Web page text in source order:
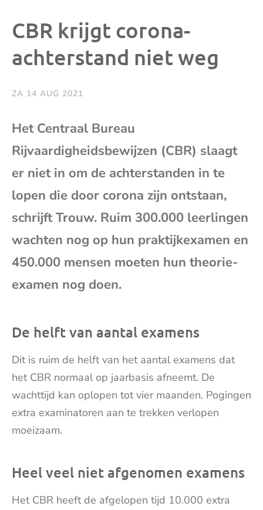
bericht
e-
CBR krijgt corona-
achterstand niet weg
ZA 14 AUG 2021
Het Centraal Bureau
Rijvaardigheidsbewijzen (CBR) slaagt
er niet in om de achterstanden in te
lopen die door corona zijn ontstaan,
schrijft Trouw. Ruim 300.000 leerlingen
wachten nog op hun praktijkexamen en
450.000 mensen moeten hun theorie-
examen nog doen.
De helft van aantal examens
Dit is ruim de helft van het aantal examens dat
het CBR normaal op jaarbasis afneemt. De
wachttijd kan oplopen tot vier maanden. Pogingen
extra examinatoren aan te trekken verlopen
moeizaam.
Heel veel niet afgenomen examens
Het CBR heeft de afgelopen tijd 10.000 extra